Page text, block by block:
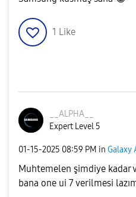
1 Like
__ALPHA__
Expert Level 5
‎01-15-2025 08:59 PM in Galaxy
Muhtemelen şimdiye kadar
bana one ui 7 verilmesi